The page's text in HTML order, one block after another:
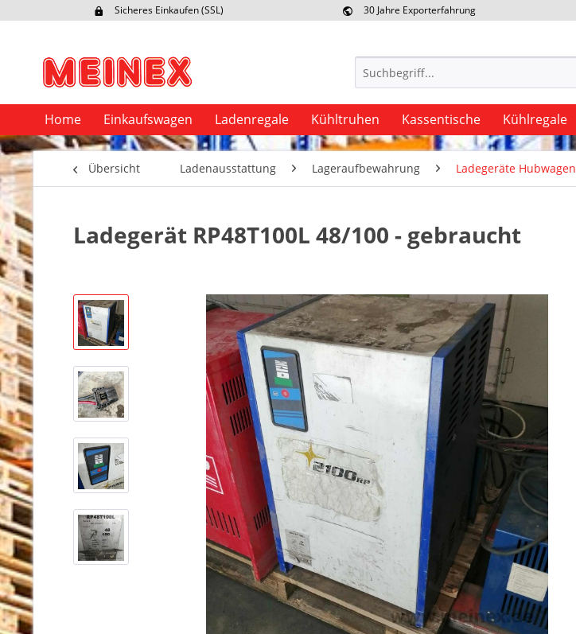
Sicheres Einkaufen (SSL)
30 Jahre Exporterfahrung
Home Einkaufswagen Ladenregale Kühltruhen Kassentische Kühlregale
Übersicht Ladenausstattung Lageraufbewahrung Ladegeräte Hubwagen
Ladegerät RP48T100L 48/100 - gebraucht